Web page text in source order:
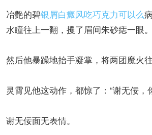
冶艶的碧银屑白癜风吃巧克力可以么
水瞳往上一翻，攫了眉间朱砂痣一眼。
然后他暴躁地抬手凝掌，将两团魔火
灵霄见他这动作，都惊了：“谢无佞，
谢无佞面无表情。